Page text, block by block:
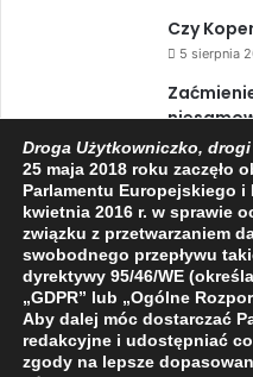
Czy
5 sierpnia
w ciągu
3 sierpnia
Droga Użytkowniczko,
25 maja 2018 roku zaczęło
Parlamentu Europejskiego i
kwietnia 2016 r. w sprawie
związku z przetwarzaniem
swobodnego przepływu
dyrektywy 95/46/WE
„GDPR” lub „Ogólne
Aby dalej móc dostarczać
redakcyjne i udostępniać
zgody na lepsze